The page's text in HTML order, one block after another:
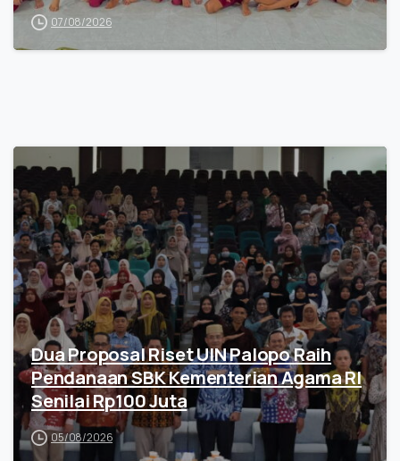
07/08/2026
Dua Proposal Riset UIN Palopo Raih
Pendanaan SBK Kementerian Agama RI
Senilai Rp100 Juta
05/08/2026